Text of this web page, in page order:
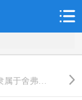
德国INA进口轴承，作为全球知名的轴承品牌，隶属于舍弗勒集团旗下的德国INA轴承公司，自1946年成立以来，..……